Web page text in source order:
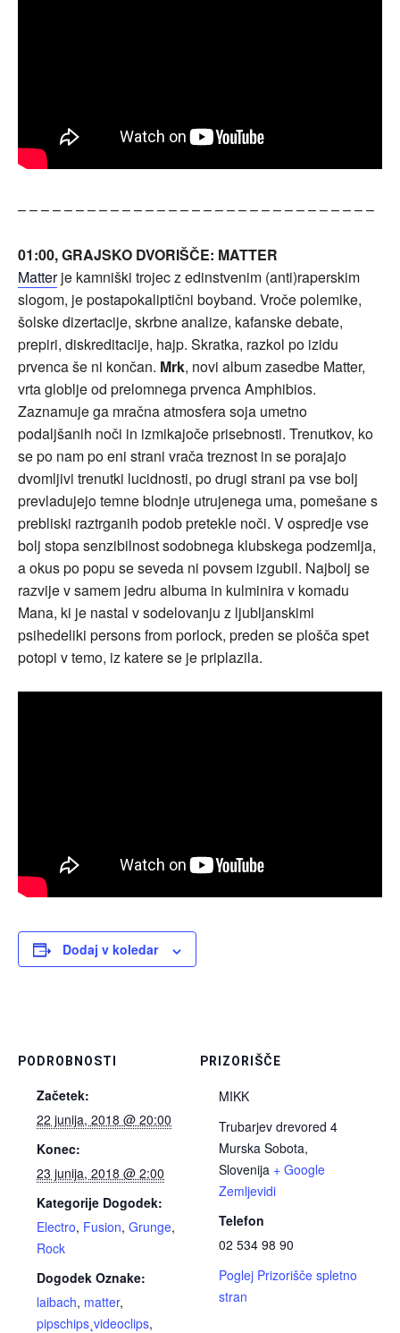
– – – – – – – – – – – – – – – – – – – – – – – – – – – – – – –
01:00, GRAJSKO DVORIŠČE: MATTER
Matterje kamniški trojec z edinstvenim (anti)raperskim
slogom, je postapokaliptični boyband. Vroče polemike,
šolske dizertacije, skrbne analize, kafanske debate,
prepiri, diskreditacije, hajp. Skratka, razkol po izidu
prvenca še ni končan. Mrk, novi album zasedbe Matter,
vrta globlje od prelomnega prvenca Amphibios.
Zaznamuje ga mračna atmosfera soja umetno
podaljšanih noči in izmikajoče prisebnosti. Trenutkov, ko
se po nam po eni strani vrača treznost in se porajajo
dvomljivi trenutki lucidnosti, po drugi strani pa vse bolj
prevladujejo temne blodnje utrujenega uma, pomešane s
prebliski raztrganih podob pretekle noči. V ospredje vse
bolj stopa senzibilnost sodobnega klubskega podzemlja,
a okus po popu se seveda ni povsem izgubil. Najbolj se
razvije v samem jedru albuma in kulminira v komadu
Mana, ki je nastal v sodelovanju z ljubljanskimi
psihedeliki persons from porlock, preden se plošča spet
potopi v temo, iz katere se je priplazila.
Dodaj v koledar
PODROBNOSTI
Začetek:
22 junija, 2018 @ 20:00
Konec:
23 junija, 2018 @ 2:00
Kategorije Dogodek:
Electro, Fusion, Grunge,
Rock
Dogodek Oznake:
laibach, matter,
pipschips˛videoclips,
PRIZORIŠČE
MIKK
Trubarjev drevored 4
Murska Sobota,
Slovenija + Google
Zemljevidi
Telefon
02 534 98 90
Poglej Prizorišče spletno
stran